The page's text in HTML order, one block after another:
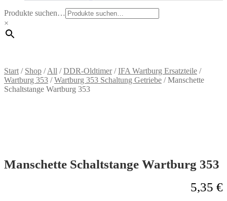
Produkte suchen…
×
Start / Shop /All /DDR-Oldtimer/IFA Wartburg Ersatzteile /
Wartburg 353 /Wartburg 353 Schaltung Getriebe /Manschette
Schaltstange Wartburg 353
Manschette Schaltstange Wartburg 353
5,35 €